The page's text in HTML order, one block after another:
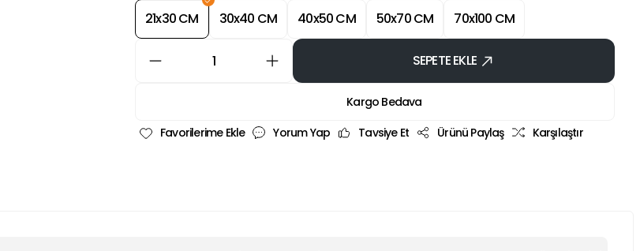
21x30 CM 30x40 CM 40x50 CM 50x70 CM 70x100 CM
SEPETE EKLE
Kargo Bedava
Yorum Yap
Tavsiye Et Ürünü Paylaş Karşılaştır